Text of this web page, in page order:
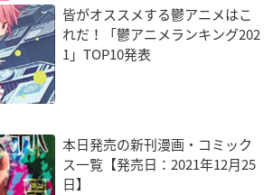
皆がオススメする鬱アニメはこ
れだ！「鬱アニメランキング202
1」TOP10発表
本日発売の新刊漫画・コミック
ス一覧【発売日：2021年12月25
日】